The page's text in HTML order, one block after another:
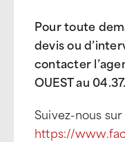
Pour toute
devis ou
contacter
OUEST au
Suivez-nous sur
https://